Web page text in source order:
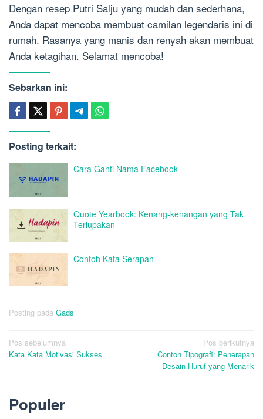
Dengan resep Putri Salju yang mudah dan sederhana,
Anda dapat mencoba membuat camilan legendaris ini di
rumah. Rasanya yang manis dan renyah akan membuat
Anda ketagihan. Selamat mencoba!
Sebarkan ini:
Posting terkait:
Cara Ganti Nama Facebook
Quote Yearbook: Kenang-kenangan yang Tak
Terlupakan
Contoh Kata Serapan
Posting pada Gads
Navigasi
pos
Pos sebelumnya
Kata Kata Motivasi Sukses
Pos berikutnya
Contoh Tipografi: Penerapan
Desain Huruf yang Menarik
Populer